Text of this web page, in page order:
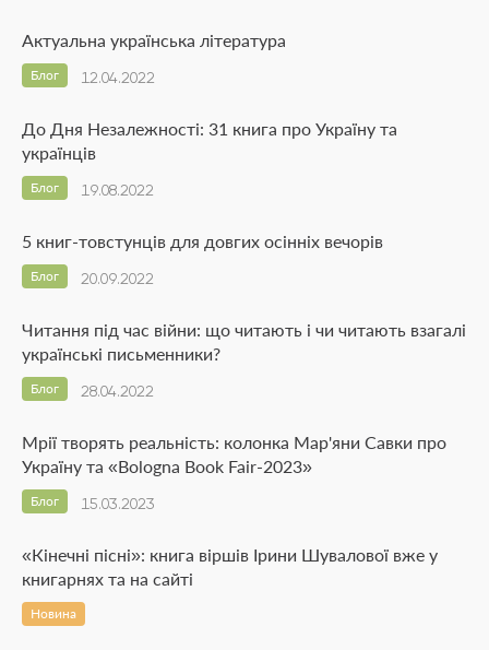
Актуальна українська література
12.04.2022
Блог
До Дня Незалежності: 31 книга про Україну та
українців
19.08.2022
Блог
5 книг-товстунців для довгих осінніх вечорів
20.09.2022
Блог
Читання під час війни: що читають і чи читають взагалі
українські письменники?
28.04.2022
Блог
Мрії творять реальність: колонка Мар'яни Савки про
Україну та «Bologna Book Fair-2023»
15.03.2023
Блог
«Кінечні пісні»: книга віршів Ірини Шувалової вже у
книгарнях та на сайті
Новина